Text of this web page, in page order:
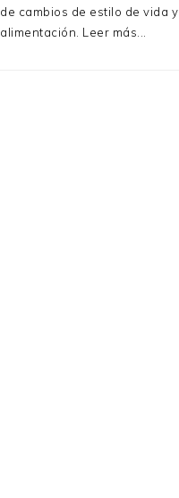
de cambios de estilo de vida y
alimentación. Leer más...